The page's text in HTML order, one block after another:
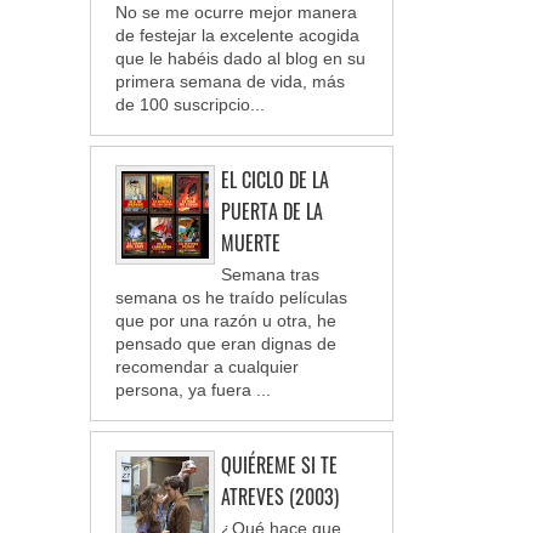
No se me ocurre mejor manera
de festejar la excelente acogida
que le habéis dado al blog en su
primera semana de vida, más
de 100 suscripcio...
EL CICLO DE LA
PUERTA DE LA
MUERTE
Semana tras
semana os he traído películas
que por una razón u otra, he
pensado que eran dignas de
recomendar a cualquier
persona, ya fuera ...
QUIÉREME SI TE
ATREVES (2003)
¿Qué hace que